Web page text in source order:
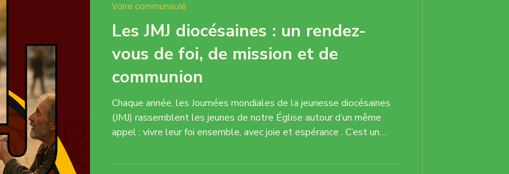
Les JMJ diocésaines : un rendez-
vous de foi, de mission et de
communion
Chaque année, les Journées mondiales de la jeunesse diocésaines
(JMJ) rassemblent les jeunes de notre Église autour d’un même
appel : vivre leur foi ensemble, avec joie et espérance . C’est un
partager des expériences inspirantes et découvrir la beauté vivante
Votre communauté